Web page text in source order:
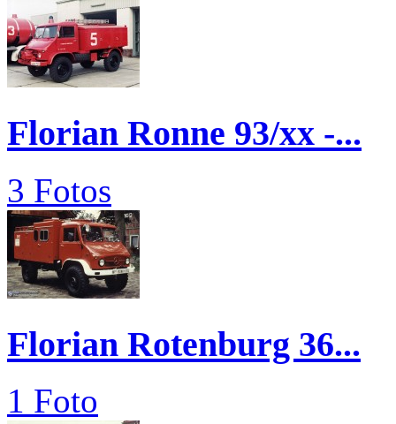
Florian Ronne 93/xx -...
3 Fotos
Florian Rotenburg 36...
1 Foto